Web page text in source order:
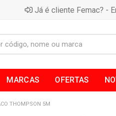
Já é cliente Femac? -
MARCAS OFERTAS
THOMPSON 5M